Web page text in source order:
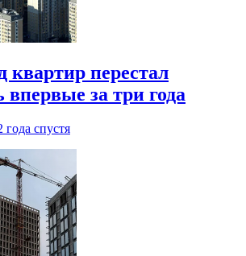
квартир перестал
впервые за три года
года спустя